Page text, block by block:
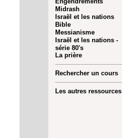
Midrash
Israël et les nations
Bible
Messianisme
Israël et les nations -
série 80's
La prière
Rechercher un cours
Les autres ressources